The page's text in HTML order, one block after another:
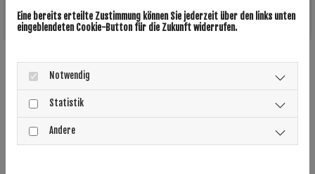
Unterhaltsreinigung – ein nachhaltiger
Service von SN Gebäudereinigung
Unser Team von SN Gebäudereinigung kennt sich zudem
bestens mit der Säuberung derSanitärbereicheaus.
Eine bereits erteilte Zustimmung können Sie jederzeit über den links unten
eingeblendeten Cookie-Button für die Zukunft widerrufen.
Notwendig
Statistik
Andere